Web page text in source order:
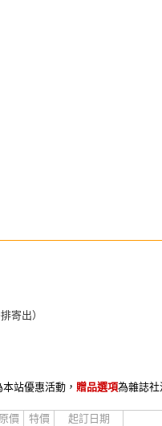
寄出）
本站優惠活動， 贈品選項為雜誌社
原價 特價 起訂日期